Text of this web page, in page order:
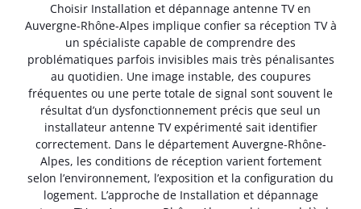
Choisir Installation et dépannage antenne TV en
Auvergne-Rhône-Alpes implique confier sa réception TV à
un spécialiste capable de comprendre des
problématiques parfois invisibles mais très pénalisantes
au quotidien. Une image instable, des coupures
fréquentes ou une perte totale de signal sont souvent le
résultat d’un dysfonctionnement précis que seul un
installateur antenne TV expérimenté sait identifier
correctement. Dans le département Auvergne-Rhône-
Alpes, les conditions de réception varient fortement
selon l’environnement, l’exposition et la configuration du
logement. L’approche de Installation et dépannage